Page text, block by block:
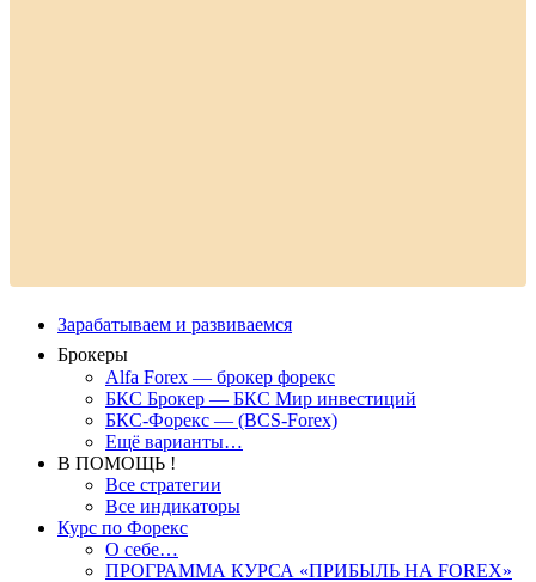
Зарабатываем и развиваемся
Брокеры
Alfa Forex — брокер форекс
БКС Брокер — БКС Мир инвестиций
БКС-Форекс — (BCS-Forex)
Ещё варианты…
В ПОМОЩЬ !
Все стратегии
Все индикаторы
Курс по Форекс
О себе…
ПРОГРАММА КУРСА «ПРИБЫЛЬ НА FOREX»